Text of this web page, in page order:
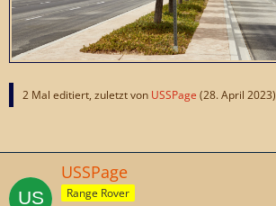
2 Mal editiert, zuletzt von USSPage (28. April 2023)
USSPage
Range Rover